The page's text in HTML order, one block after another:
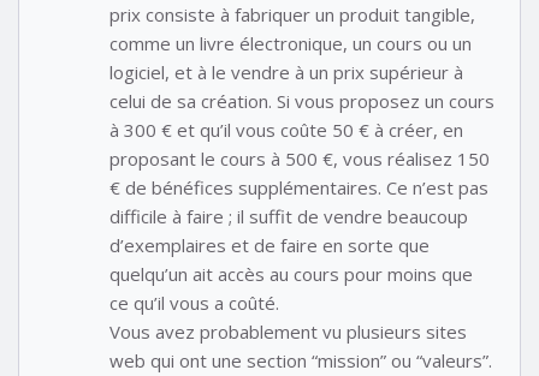
prix consiste à fabriquer un produit tangible,
comme un livre électronique, un cours ou un
logiciel, et à le vendre à un prix supérieur à
celui de sa création. Si vous proposez un cours
à 300 € et qu’il vous coûte 50 € à créer, en
proposant le cours à 500 €, vous réalisez 150
€ de bénéfices supplémentaires. Ce n’est pas
difficile à faire ; il suffit de vendre beaucoup
d’exemplaires et de faire en sorte que
quelqu’un ait accès au cours pour moins que
ce qu’il vous a coûté.
Vous avez probablement vu plusieurs sites
web qui ont une section “mission” ou “valeurs”.